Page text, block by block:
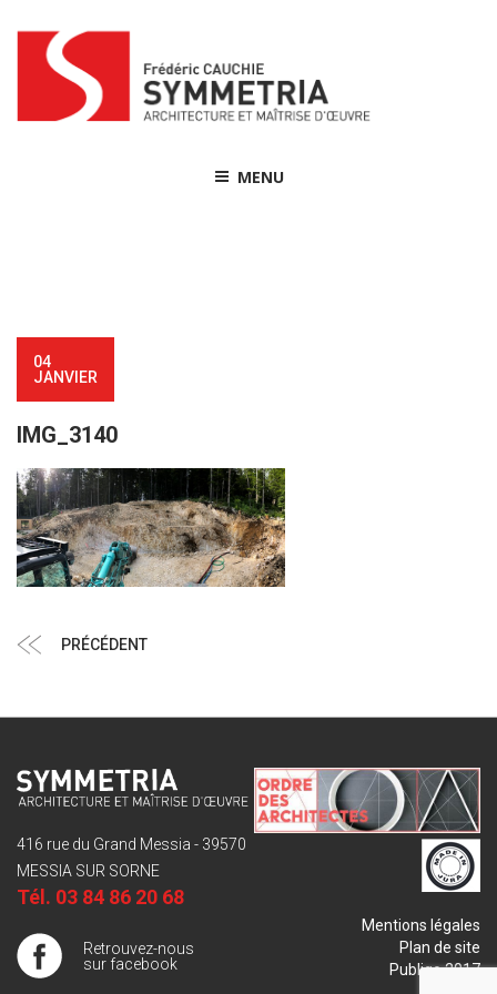
content
MENU
04
JANVIER
IMG_3140
de
Article
PRÉCÉDENT
416 rue du Grand Messia - 39570
MESSIA SUR SORNE
Tél. 03 84 86 20 68
Retrouvez-nous
sur facebook
Mentions légales
Plan de site
Publigo 2017